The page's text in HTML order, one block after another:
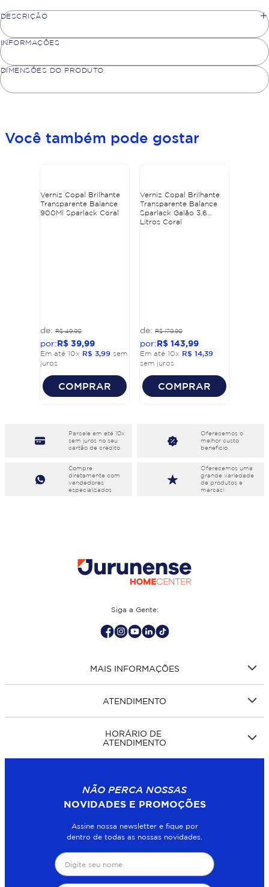
DESCRIÇÃO
INFORMAÇÕES
DIMENSÕES DO PRODUTO
Você também pode gostar
Verniz Copal Brilhante
Transparente Balance
900Ml Sparlack Coral
R$ 49,90
R$ 39,99
Em até 10x R$ 3,99 sem
juros
COMPRAR
Verniz Copal Brilhante
Transparente Balance
Sparlack Galão 3,6
Litros Coral
R$ 179,90
R$ 143,99
Em até 10x R$ 14,39
sem juros
COMPRAR
Parcele em eté 10x
sem juros no seu
cartão de crédito
Oferecemos o
melhor custo
benefício.
Compre
diretamente com
vendedores
especializados
Oferecemos uma
grande variedade
de produtos e
marcas!
Siga a Gente:
MAIS INFORMAÇÕES
ATENDIMENTO
HORÁRIO DE
ATENDIMENTO
NÃO PERCA NOSSAS
NOVIDADES E PROMOÇÕES
Assine nossa newsletter e fique por
dentro de todas as nossas novidades.